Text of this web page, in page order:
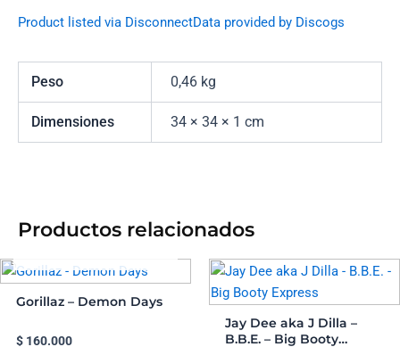
Product listed via DisconnectData provided by Discogs
Peso 0,46 kg
Dimensiones 34 × 34 × 1 cm
Productos relacionados
Gorillaz – Demon Days
$160.000
Jay Dee aka J Dilla –
B.B.E. – Big Booty